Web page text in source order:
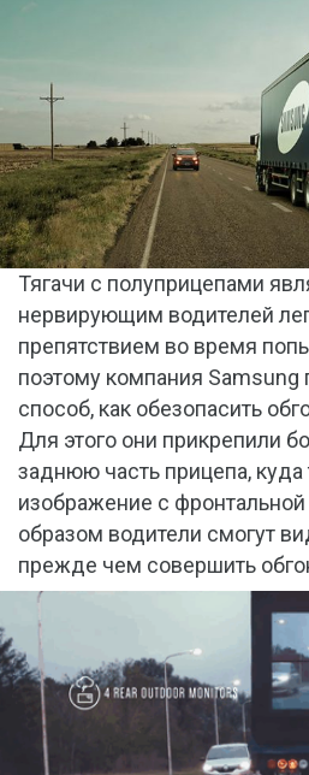
Тягачи с полуприцепами
нервирующим водителей
препятствием во время
поэтому компания
способ, как обезопасить
Для этого они прикрепили
заднюю часть прицепа, куда
изображение с
образом водители смогут
прежде чем совершить